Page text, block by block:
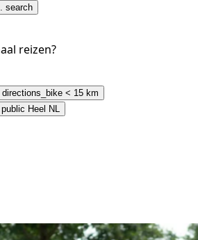
search
reizen?
directions_bike < 15 km
public Heel NL